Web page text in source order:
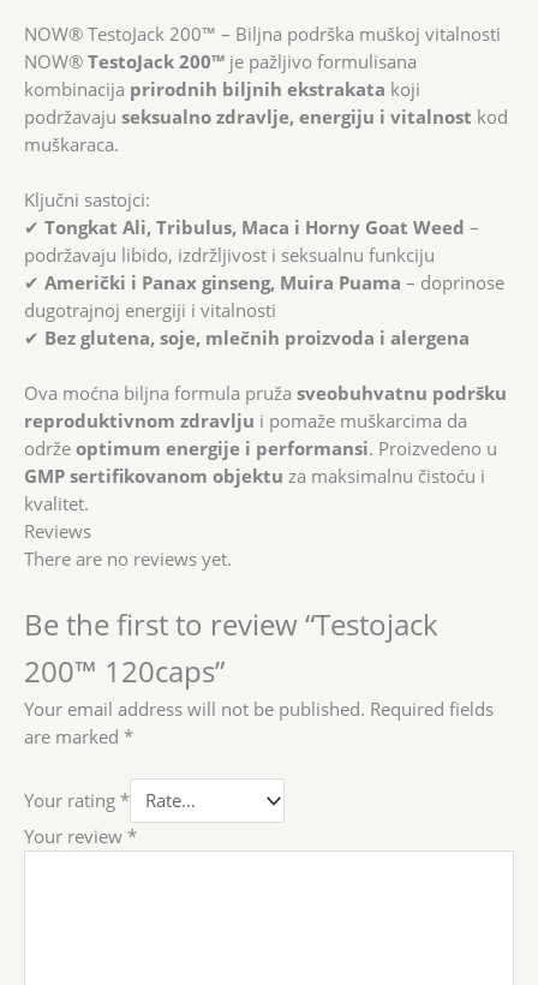
NOW® TestoJack 200™ – Biljna podrška muškoj vitalnosti
NOW® TestoJack 200™ je pažljivo formulisana
kombinacija prirodnih biljnih ekstrakata koji
podržavaju seksualno zdravlje, energiju i vitalnost kod
muškaraca.
Ključni sastojci:
✔ Tongkat Ali, Tribulus, Maca i Horny Goat Weed –
podržavaju libido, izdržljivost i seksualnu funkciju
✔ Američki i Panax ginseng, Muira Puama – doprinose
dugotrajnoj energiji i vitalnosti
✔ Bez glutena, soje, mlečnih proizvoda i alergena
Ova moćna biljna formula pruža sveobuhvatnu podršku
reproduktivnom zdravlju i pomaže muškarcima da
održe optimum energije i performansi. Proizvedeno u
GMP sertifikovanom objektu za maksimalnu čistoću i
kvalitet.
Reviews
There are no reviews yet.
Be the first to review “Testojack
200™ 120caps”
Your email address will not be published. Required fields
are marked *
Your rating *
Your review *